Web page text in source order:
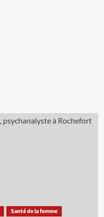
Santé de la femme